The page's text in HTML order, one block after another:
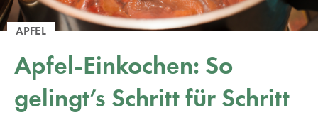
APFEL
Apfel-Einkochen: So
gelingt’s Schritt für Schritt